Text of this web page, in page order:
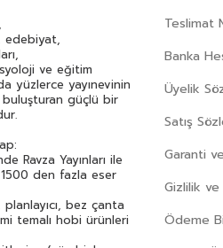
edebiyat,
ve eğitim
yüzlerce yayınevinin
güçlü bir
Ravza Yayınları ile
1500 den fazla eser
bez çanta
temalı hobi ürünleri
Teslimat
Banka
Üyelik
Satış
Garanti
Gizlilik
Ödeme